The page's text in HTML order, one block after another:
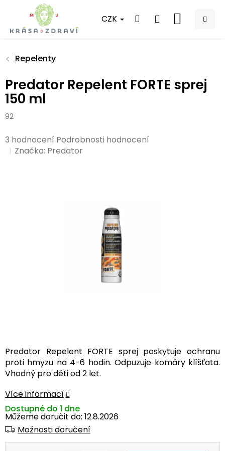
obsah
CZK
NÁKUPNÍ
Repelenty
Predator Repelent FORTE sprej
150 ml
92
Průměrné
hodnocení
3 hodnocení Podrobnosti hodnocení
Značka: Predator
Predator Repelent FORTE sprej poskytuje ochranu
proti hmyzu na 4-6 hodin. Odpuzuje komáry klíšťata.
Vhodný pro děti od 2 let.
Více informací
Můžeme doručit do: 12.8.2026
Možnosti doručení
Dostupné do 1 dne